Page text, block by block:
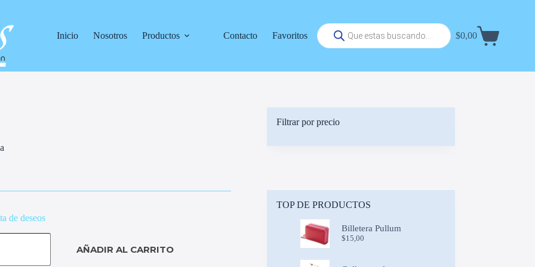
Inicio Nosotros Productos Contacto Favoritos
Búsqueda
de
productos
Carrito
$0,00
de deseos
AÑADIR AL CARRITO
Filtrar por precio
TOP DE PRODUCTOS
Billetera Pullum
$15,00